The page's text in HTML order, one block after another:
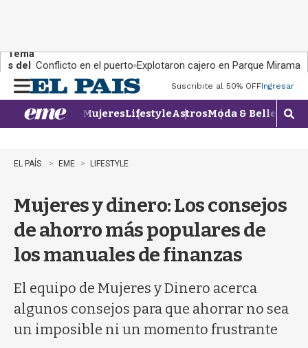
Tema
s del
día:
Conflicto en el puerto Explotaron cajero en Parque Miramar
Suscribite al 50% OFFIngresar
MujeresLifestyleAstrosModa & BellezaM
o
a
EL PAÍS EME LIFESTYLE
Mujeres y dinero: Los consejos
de ahorro más populares de
los manuales de finanzas
El equipo de Mujeres y Dinero acerca
algunos consejos para que ahorrar no sea
un imposible ni un momento frustrante